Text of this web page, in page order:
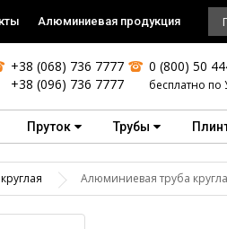
Алюминиевая продукция
+38 (068) 736 7777
+38 (096) 736 7777
0 (800) 50
бесплатно по
Пруток Трубы
Алюминиевая труба